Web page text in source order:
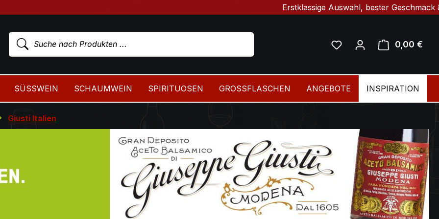
Erstklassige Auswahl, bester Geschmack &
Du hast 0 Produkte auf
0,00 €
SÜSSWEIN SCHAUMWEIN SPIRITUOSEN GROSSFLASCHEN ANGEBOTE INSPIRATION
Giusti Italien